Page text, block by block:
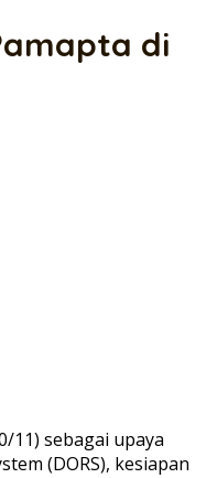
di
11) sebagai upaya
(DORS), kesiapan